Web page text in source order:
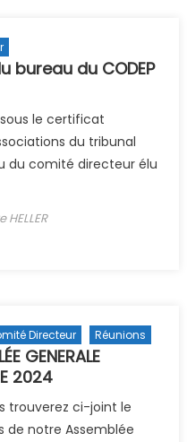
bureau du CODEP
le certificat
du tribunal
du comité directeur élu
Directeur Réunions
GENERALE
2024
trouverez ci-joint le
notre Assemblée